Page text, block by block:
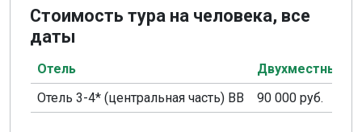
Стоимость тура на человека, все
даты
Отель
Двухместный
Отель 3-4* (центральная часть) ВВ
90 000 руб.